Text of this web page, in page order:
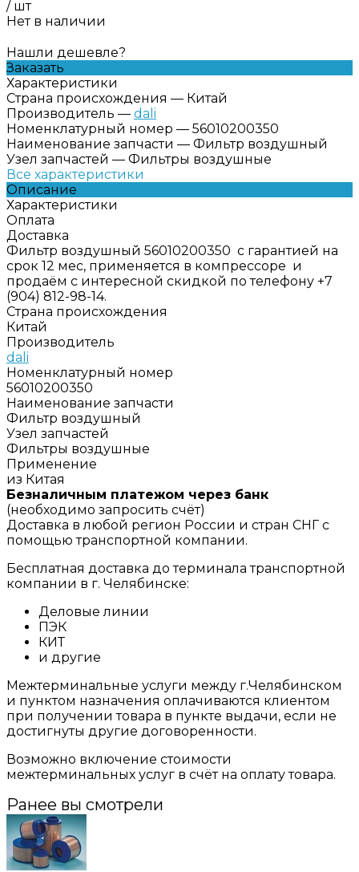
/ шт
Нет в наличии
Нашли дешевле?
Заказать
Характеристики
Страна происхождения — Китай
Производитель — dali
Номенклатурный номер — 56010200350
Наименование запчасти — Фильтр воздушный
Узел запчастей — Фильтры воздушные
Все характеристики
Описание
Характеристики
Оплата
Доставка
Фильтр воздушный 56010200350 с гарантией на
срок 12 мес, применяется в компрессоре и
продаём с интересной скидкой по телефону +7
(904) 812-98-14.
Страна происхождения
Китай
Производитель
dali
Номенклатурный номер
56010200350
Наименование запчасти
Фильтр воздушный
Узел запчастей
Фильтры воздушные
Применение
из Китая
Безналичным платежом через банк
(необходимо запросить счёт)
Доставка в любой регион России и стран СНГ с
помощью транспортной компании.
Бесплатная доставка до терминала транспортной
компании в г. Челябинске:
Деловые линии
ПЭК
КИТ
и другие
Межтерминальные услуги между г.Челябинском
и пунктом назначения оплачиваются клиентом
при получении товара в пункте выдачи, если не
достигнуты другие договоренности.
Возможно включение стоимости
межтерминальных услуг в счёт на оплату товара.
Ранее вы смотрели